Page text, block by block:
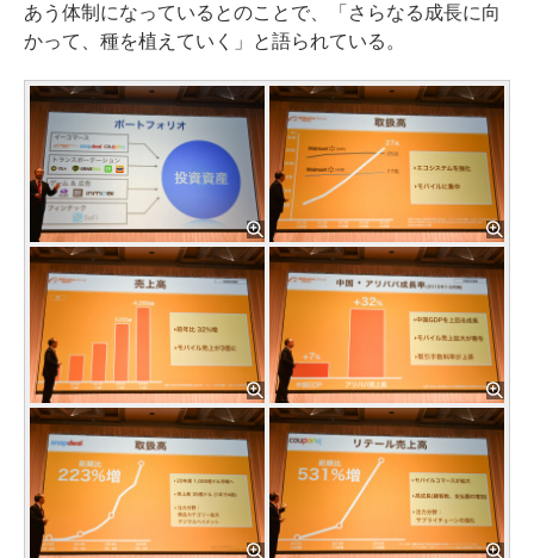
あう体制になっているとのことで、「さらなる成長に向
かって、種を植えていく」と語られている。